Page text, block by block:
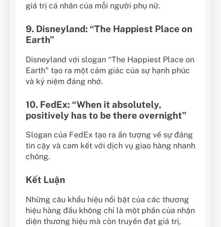
giá trị cá nhân của mỗi người phụ nữ.
9. Disneyland: “The Happiest Place on
Earth”
Disneyland với slogan “The Happiest Place on
Earth” tạo ra một cảm giác của sự hạnh phúc
và kỷ niệm đáng nhớ.
10. FedEx: “When it absolutely,
positively has to be there overnight”
Slogan của FedEx tạo ra ấn tượng về sự đáng
tin cậy và cam kết với dịch vụ giao hàng nhanh
chóng.
Kết Luận
Những câu khẩu hiệu nổi bật của các thương
hiệu hàng đầu không chỉ là một phần của nhận
diện thương hiệu mà còn truyền đạt giá trị,